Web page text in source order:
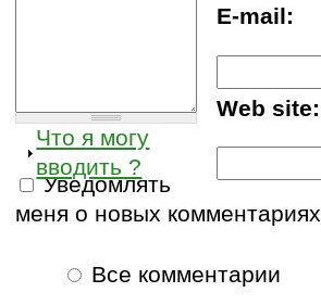
E-mail:
Web site:
Что я могу
вводить ?
Уведомлять
меня о новых комментариях
Все комментарии